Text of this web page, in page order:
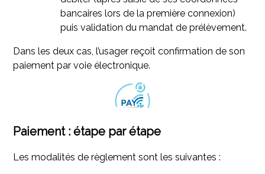
bancaires lors de la première connexion)
puis validation du mandat de prélèvement.
Dans les deux cas, l’usager reçoit confirmation de son
paiement par voie électronique.
Paiement : étape par étape
Les modalités de règlement sont les suivantes :